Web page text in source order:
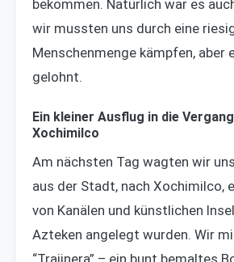
bekommen. Natürlich war es
wir mussten uns durch eine
Menschenmenge kämpfen, aber
gelohnt.
Ein kleiner Ausflug in die
Xochimilco
Am nächsten Tag wagten wir
aus der Stadt, nach Xochimilco,
von Kanälen und künstlichen
Azteken angelegt wurden. Wir
“Trajinera” – ein bunt bemaltes